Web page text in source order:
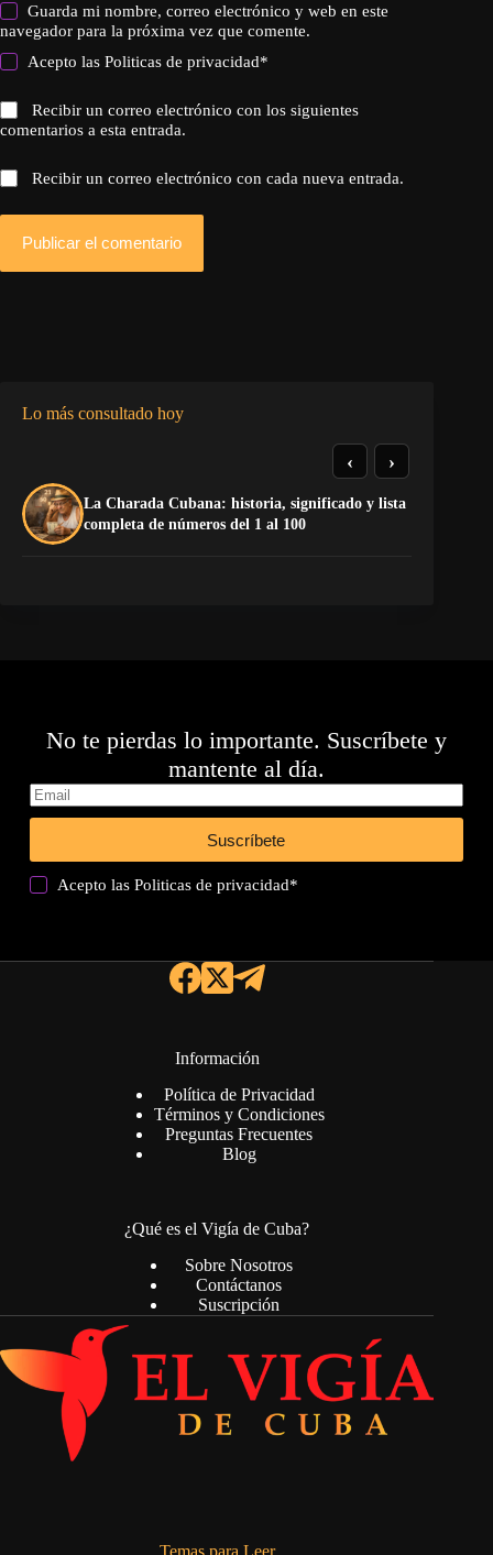
Guarda mi nombre, correo electrónico y web en este
navegador para la próxima vez que comente.
Acepto lasPoliticas de privacidad*
Recibir un correo electrónico con los siguientes
comentarios a esta entrada.
Recibir un correo electrónico con cada nueva entrada.
Publicar el comentario
Lo más consultado hoy
La Charada Cubana: historia, significado y lista
completa de números del 1 al 100
‹ ›
No te pierdas lo importante. Suscríbete y
mantente al día.
Suscríbete
Acepto lasPoliticas de privacidad*
Información
Política de Privacidad
Términos y Condiciones
Preguntas Frecuentes
Blog
¿Qué es el Vigía de Cuba?
Sobre Nosotros
Contáctanos
Suscripción